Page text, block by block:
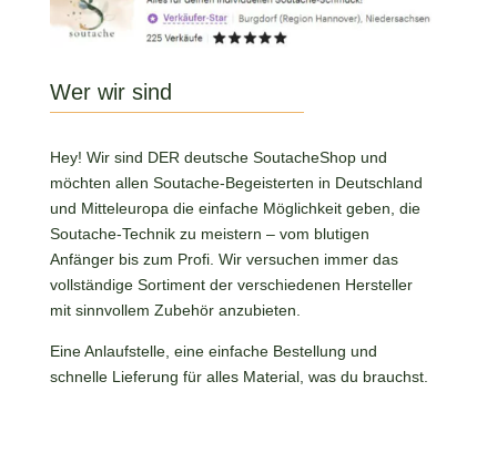
Wer wir sind
Hey! Wir sind DER deutsche SoutacheShop und
möchten allen Soutache-Begeisterten in Deutschland
und Mitteleuropa die einfache Möglichkeit geben, die
Soutache-Technik zu meistern – vom blutigen
Anfänger bis zum Profi. Wir versuchen immer das
vollständige Sortiment der verschiedenen Hersteller
mit sinnvollem Zubehör anzubieten.
Eine Anlaufstelle, eine einfache Bestellung und
schnelle Lieferung für alles Material, was du brauchst.